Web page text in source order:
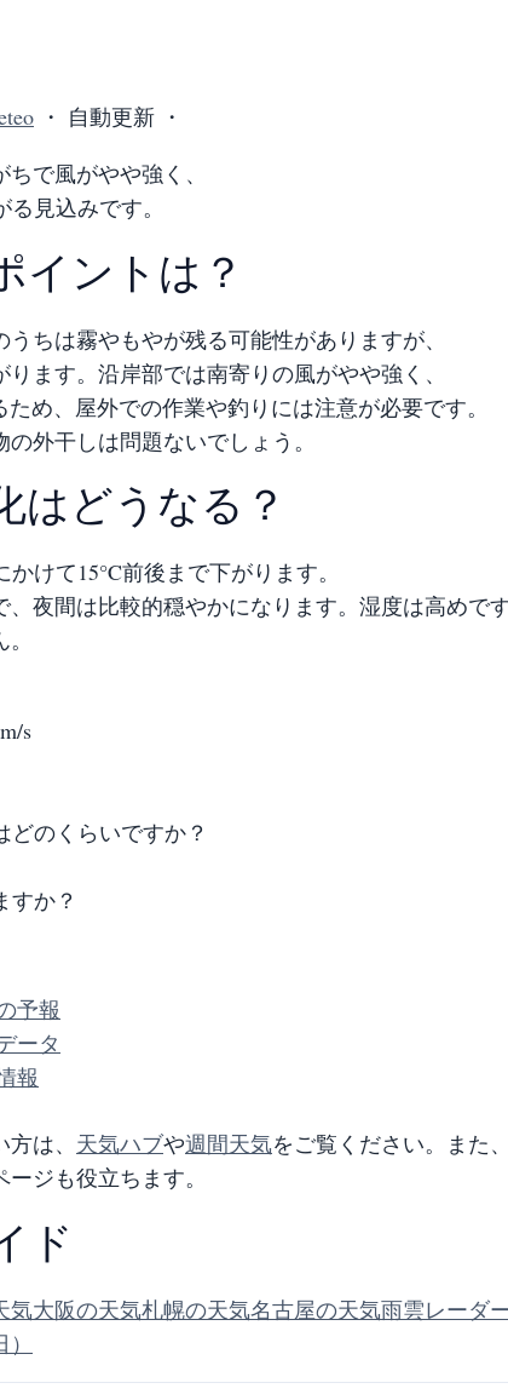
・ 自動更新 ・
で風がやや強く、
見込みです。
イントは？
ちは霧やもやが残る可能性がありますが、
ます。沿岸部では南寄りの風がやや強く、
め、屋外での作業や釣りには注意が必要です。
外干しは問題ないでしょう。
はどうなる？
けて15°C前後まで下がります。
夜間は比較的穏やかになります。湿度は高めです
s
のくらいですか？
すか？
予報
ータ
報
は、 天気ハブや週間天気をご覧ください。また、
ージも役立ちます。
ド
気大阪の天気札幌の天気名古屋の天気雨雲レーダ